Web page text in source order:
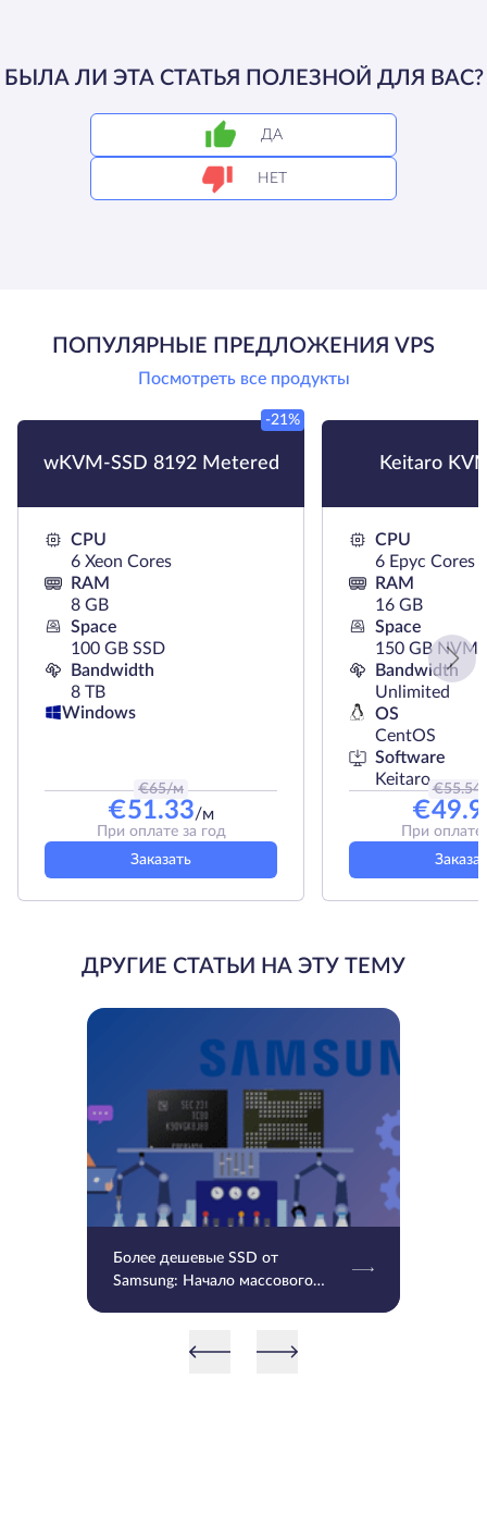
БЫЛА ЛИ ЭТА СТАТЬЯ ПОЛЕЗНОЙ ДЛЯ ВАС?
ДА
НЕТ
ПОПУЛЯРНЫЕ ПРЕДЛОЖЕНИЯ VPS
Посмотреть все продукты
wKVM-SSD 8192 Metered
-21%
CPU
6 Xeon Cores
RAM
8 GB
Space
100 GB SSD
Bandwidth
8 TB
Windows
€65/м
€51.33/м
При оплате за год
Заказать
Keitaro
CPU
6 Epyc Cores
RAM
16 GB
Space
150 GB NVMe
Bandwidth
Unlimited
OS
CentOS
Software
Keitaro
€55.54
€
При оплате
ДРУГИЕ СТАТЬИ НА ЭТУ ТЕМУ
Более дешевые SSD от
Samsung: Начало массового